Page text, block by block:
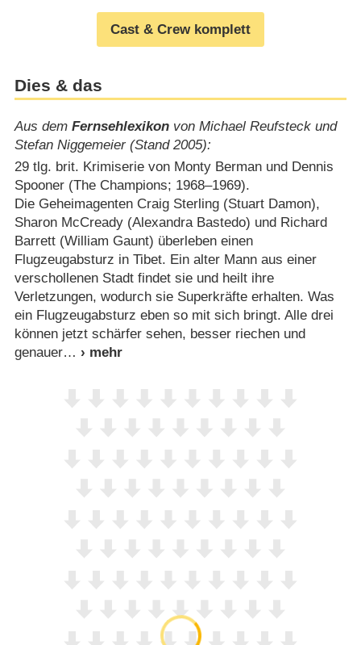
Cast & Crew komplett
Dies & das
Aus dem Fernsehlexikonvon Michael Reufsteck und
Stefan Niggemeier (Stand 2005):
29 tlg. brit. Krimiserie von Monty Berman und Dennis
Spooner (The Champions; 1968⁠–⁠1969).
Die Geheimagenten Craig Sterling (Stuart Damon),
Sharon McCready (Alexandra Bastedo) und Richard
Barrett (William Gaunt) überleben einen
Flugzeugabsturz in Tibet. Ein alter Mann aus einer
verschollenen Stadt findet sie und heilt ihre
Verletzungen, wodurch sie Superkräfte erhalten. Was
ein Flugzeugabsturz eben so mit sich bringt. Alle drei
können jetzt schärfer sehen, besser riechen und
genauer